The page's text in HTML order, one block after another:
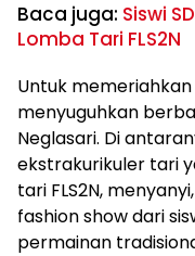
Baca juga: Siswi
Lomba Tari FLS2N
Untuk
menyuguhkan
Neglasari. Di
ekstrakurikuler tari
tari FLS2N,
fashion show dari
permainan